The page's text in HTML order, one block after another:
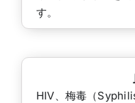
す。
HIV、梅毒（